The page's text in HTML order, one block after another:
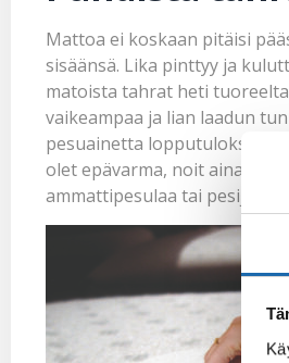
Mattoa ei koskaan pitäisi
sisäänsä. Lika pinttyy ja
matoista tahrat heti
vaikeampaa ja lian laadun
pesuainetta lopputuloksen
olet epävarma, noit aina
ammattipesulaa tai pesijää,